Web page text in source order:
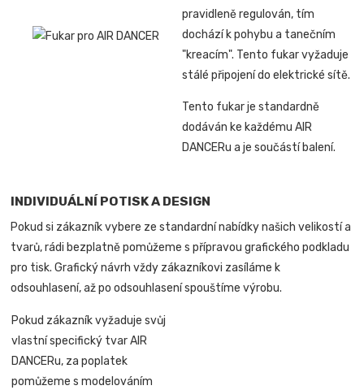
pravidleně regulován, tím
dochází k pohybu a tanečním
"kreacím". Tento fukar vyžaduje
stálé připojení do elektrické sítě.
Tento fukar je standardně
dodáván ke každému AIR
DANCERu a je součástí balení.
INDIVIDUÁLNÍ POTISK A DESIGN
Pokud si zákazník vybere ze standardní nabídky našich velikostí a
tvarů, rádi bezplatně pomůžeme s přípravou grafického podkladu
pro tisk. Grafický návrh vždy zákazníkovi zasíláme k
odsouhlasení, až po odsouhlasení spouštíme výrobu.
Pokud zákazník vyžaduje svůj
vlastní specifický tvar AIR
DANCERu, za poplatek
pomůžeme s modelováním